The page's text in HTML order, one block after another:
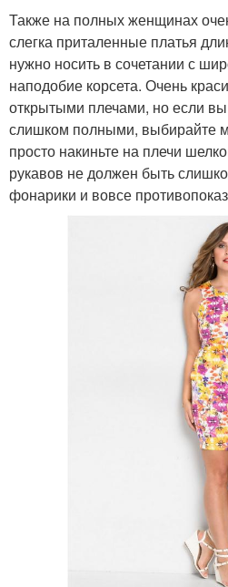
Также на полных женщинах
слегка приталенные платья
нужно носить в сочетании с
наподобие корсета. Очень
открытыми плечами, но если вы
слишком полными, выбирайте
просто накиньте на плечи
рукавов не должен быть
фонарики и вовсе